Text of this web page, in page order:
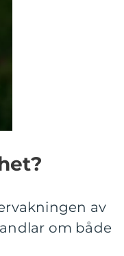
av
om både